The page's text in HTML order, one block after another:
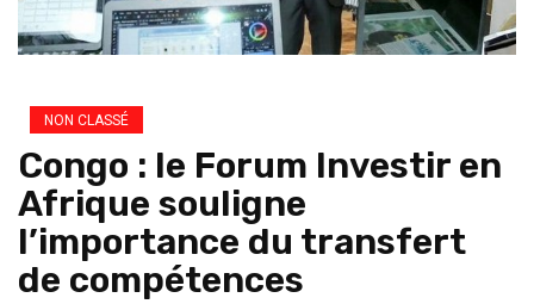
NON CLASSÉ
Congo : le Forum Investir en
Afrique souligne
l’importance du transfert
de compétences